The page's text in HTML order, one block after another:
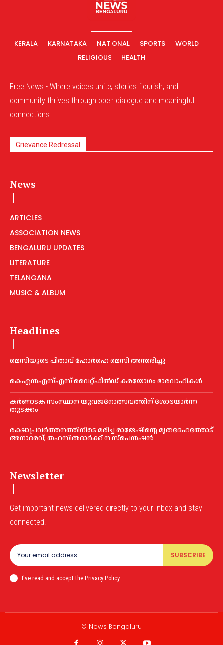
KERALA KARNATAKA NATIONAL SPORTS
WORLD
RELIGIOUS
HEALTH
Free News - Where voices unite, stories flourish, and
community thrives through open dialogue and meaningful
connections.
Grievance Redressal
News
ARTICLES
ASSOCIATION NEWS
BENGALURU UPDATES
LITERATURE
TELANGANA
MUSIC & ALBUM
Headlines
മെ​സിയുടെ പിതാവ് ഹോർഹെ മെ​സി അന്തരിച്ചു
കെഎൻഎസ്എസ് വൈറ്റ്ഫീൽഡ് കരയോഗം ഭാരവാഹികള്‍
കര്‍ണാടക സംസ്ഥാന യുവജനോത്സവത്തിന് ശോഭയാർന്ന
തുടക്കം
രക്ഷാപ്രവർത്തനത്തിനിടെ മരിച്ച രാജേഷിന്റെ മൃതദേഹത്തോട്
അനാദരവ്; തഹസിൽദാർക്ക് സസ്പെൻഷൻ
Newsletter
Get important news delivered directly to your inbox and stay
connected!
SUBSCRIBE
I've read and accept the Privacy Policy.
© News Bengaluru